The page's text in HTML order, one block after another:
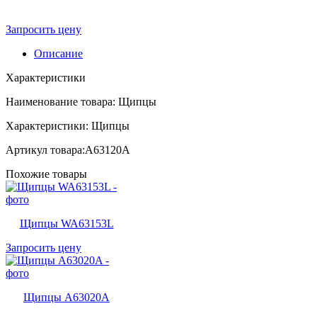
Запросить цену
Описание
Характеристики
Наименование товара: Щипцы
Характеристики: Щипцы
Артикул товара:A63120A
Похожие товары
Щипцы WA63153L
Запросить цену
Щипцы A63020A